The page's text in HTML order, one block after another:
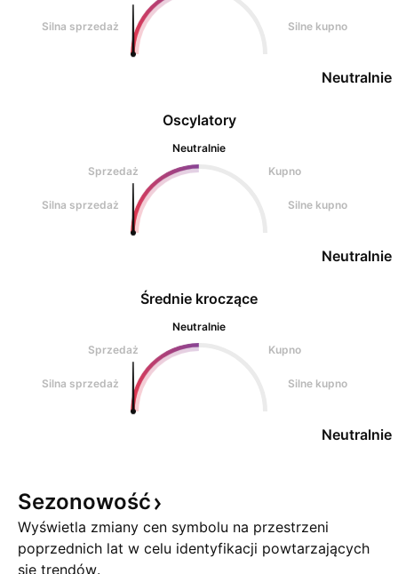
Oscylatory
Neutralnie
Sprzedaż
Kupno
Silna sprzedaż Silne kupno
Neutralnie
Silna sprzedaż Silne kupno
Neutralnie
Średnie kroczące
Neutralnie
Sprzedaż
Kupno
Silna sprzedaż Silne kupno
Neutralnie
Sezonowość
Wyświetla zmiany cen symbolu na przestrzeni
poprzednich lat w celu identyfikacji powtarzających
się trendów.